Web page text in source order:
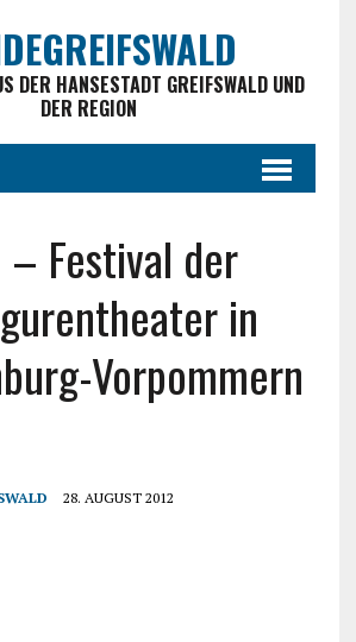
DER HANSESTADT GREIFSWALD UND
DER REGION
– Festival der
in
Vorpommern
28. AUGUST 2012